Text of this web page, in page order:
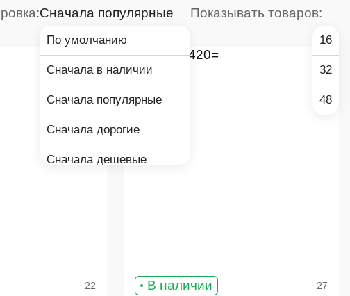
Сначала популярные
По умолчанию
Сначала в наличии
Сначала популярные
Сначала дорогие
Сначала дешевые
Показывать товаров:
16
32
48
22 В наличии 27